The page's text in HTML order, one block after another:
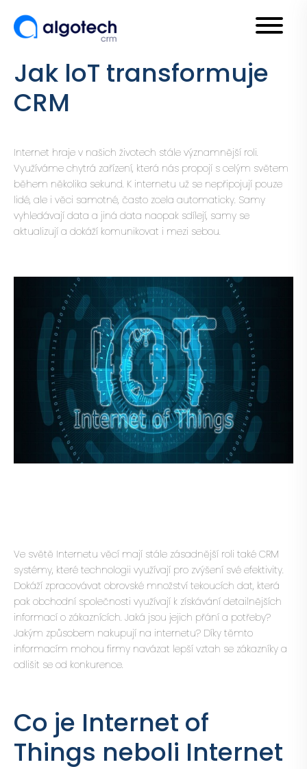
Jak loT transformuje
CRM
Internet hraje v našich životech stále významnější roli.
Využíváme chytrá zařízení, která nás propojí s celým světem
během několika sekund. K internetu už se nepřipojují pouze
lidé, ale i věci samotné, často zcela automaticky. Samy
vyhledávají data a jiná data naopak sdílejí, samy se
aktualizují a dokáží komunikovat i mezi sebou.
Ve světě Internetu věcí mají stále zásadnější roli také CRM
systémy, které technologii využívají pro zvýšení své efektivity.
Dokáží zpracovávat obrovské množství tekoucích dat, která
pak obchodní společnosti využívají k získávání detailnějších
informací o zákaznících. Jaká jsou jejich přání a potřeby?
Jakým způsobem nakupují na internetu? Díky těmto
informacím mohou firmy navázat lepší vztah se zákazníky a
odlišit se od konkurence.
Co je Internet of
Things neboli Internet